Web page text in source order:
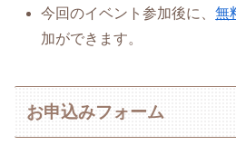
今回のイベント参加後に、無
加ができます。
お申込みフォーム